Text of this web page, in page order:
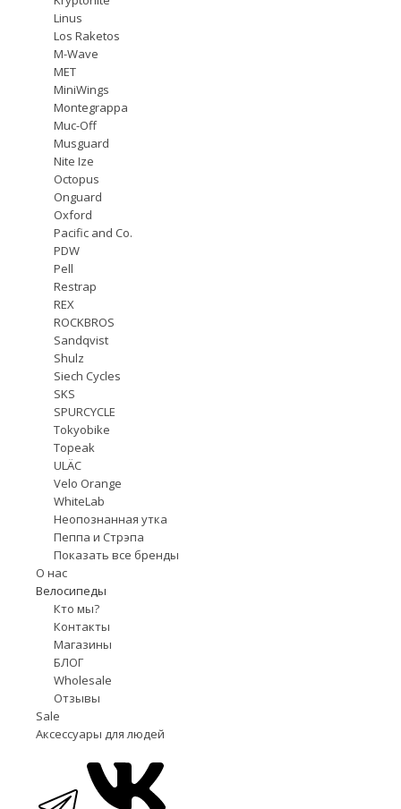
Linus
Los Raketos
M-Wave
MET
MiniWings
Montegrappa
Muc-Off
Musguard
Nite Ize
Octopus
Onguard
Oxford
Pacific and Co.
PDW
Pell
Restrap
REX
ROCKBROS
Sandqvist
Shulz
Siech Cycles
SKS
SPURCYCLE
Tokyobike
Topeak
ULÄC
Velo Orange
WhiteLab
Неопознанная утка
Пеппа и Стрэпа
Показать все бренды
О нас
Велосипеды
Кто мы?
Контакты
Магазины
БЛОГ
Wholesale
Отзывы
Sale
Аксессуары для людей